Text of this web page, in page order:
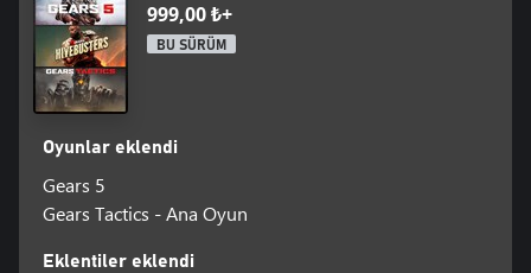
999,00 ₺+
BU SÜRÜM
Oyunlar eklendi
Gears 5
Gears Tactics - Ana Oyun
Eklentiler eklendi